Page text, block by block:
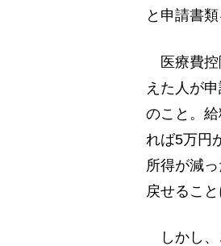
と申請書類
医療費控
えた人が
のこと。
れば5万円
所得が減
戻せること
しかし、